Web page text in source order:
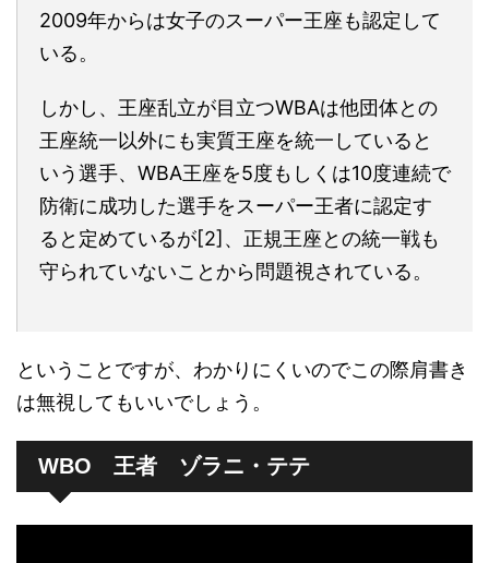
2009年からは女子のスーパー王座も認定して
いる。
しかし、王座乱立が目立つWBAは他団体との
王座統一以外にも実質王座を統一していると
いう選手、WBA王座を5度もしくは10度連続で
防衛に成功した選手をスーパー王者に認定す
ると定めているが[2]、正規王座との統一戦も
守られていないことから問題視されている。
ということですが、わかりにくいのでこの際肩書き
は無視してもいいでしょう。
WBO 王者 ゾラニ・テテ